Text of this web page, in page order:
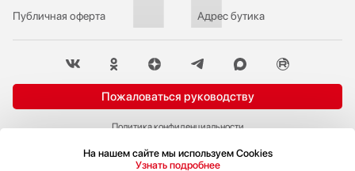
Публичная оферта
Адрес бутика
Пожаловаться руководству
Политика конфиденциальности
На нашем сайте мы используем Cookies
Узнать подробнее